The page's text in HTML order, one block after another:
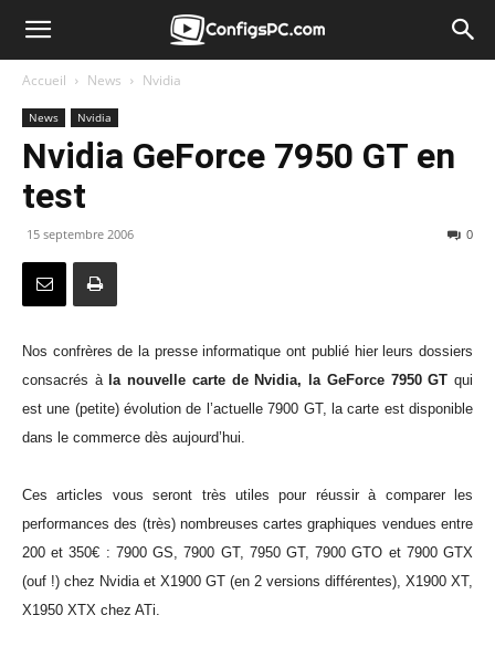
Accueil News Nvidia
News Nvidia
Nvidia GeForce 7950 GT en
test
15 septembre 2006 0
Nos confrères de la presse informatique ont publié hier leurs dossiers
consacrés à la nouvelle carte de Nvidia, la GeForce 7950 GT qui
est une (petite) évolution de l’actuelle 7900 GT, la carte est disponible
dans le commerce dès aujourd’hui.
Ces articles vous seront très utiles pour réussir à comparer les
performances des (très) nombreuses cartes graphiques vendues entre
200 et 350€ : 7900 GS, 7900 GT, 7950 GT, 7900 GTO et 7900 GTX
(ouf !) chez Nvidia et X1900 GT (en 2 versions différentes), X1900 XT,
X1950 XTX chez ATi.